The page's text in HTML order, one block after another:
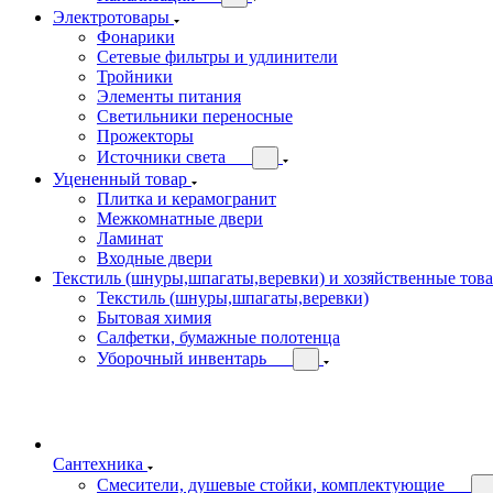
Электротовары
Фонарики
Сетевые фильтры и удлинители
Тройники
Элементы питания
Светильники переносные
Прожекторы
Источники света
Уцененный товар
Плитка и керамогранит
Межкомнатные двери
Ламинат
Входные двери
Текстиль (шнуры,шпагаты,веревки) и хозяйственные
Текстиль (шнуры,шпагаты,веревки)
Бытовая химия
Салфетки, бумажные полотенца
Уборочный инвентарь
Сантехника
Смесители, душевые стойки, комплектующие